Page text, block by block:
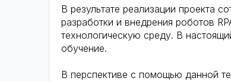
В результате реализации проекта
разработки и внедрения роботов
технологическую среду. В
обучение.
В перспективе с помощью данной